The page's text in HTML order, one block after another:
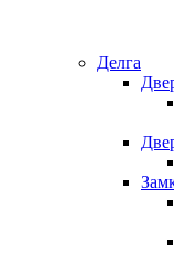
Делга